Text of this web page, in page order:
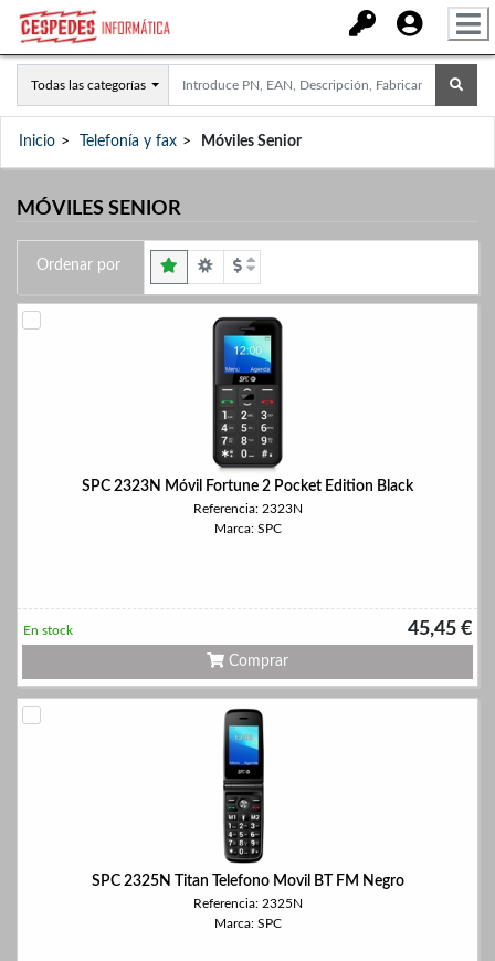
Todas las categorías
Inicio Telefonía y fax Móviles Senior
MÓVILES SENIOR
Ordenar por
SPC 2323N Móvil Fortune 2 Pocket Edition Black
Referencia: 2323N
Marca: SPC
45,45 €
En stock
Comprar
SPC 2325N Titan Telefono Movil BT FM Negro
Referencia: 2325N
Marca: SPC